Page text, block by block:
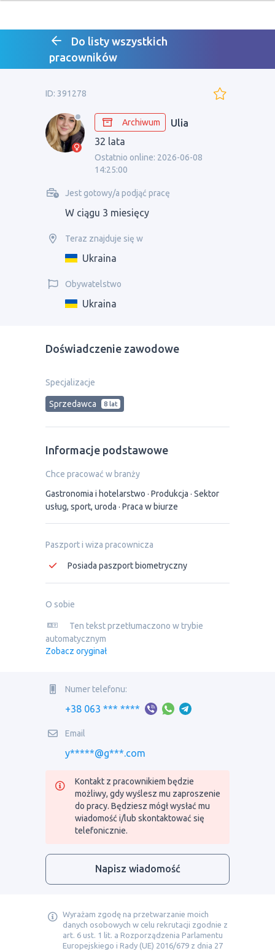
Do listy wszystkich
pracowników
ID: 391278
Archiwum
Ulia
32 lata
Ostatnio online: 2026-06-08
14:25:00
Jest gotowy/a podjąć pracę
W ciągu 3 miesięcy
Teraz znajduje się w
Ukraina
Obywatelstwo
Ukraina
Doświadczenie zawodowe
Specjalizacje
Sprzedawca 8 lat
Informacje podstawowe
Chce pracować w branży
Gastronomia i hotelarstwo
Produkcja
Sektor
usług, sport, uroda
Praca w biurze
Paszport i wiza pracownicza
Posiada paszport biometryczny
O sobie
Ten tekst przetłumaczono w trybie
automatycznym
Zobacz oryginał
Numer telefonu:
+38 063 *** ****
Email
y*****@g***.com
Kontakt z pracownikiem będzie
możliwy, gdy wyślesz mu zaproszenie
do pracy. Będziesz mógł wysłać mu
wiadomość i/lub skontaktować się
telefonicznie.
Napisz wiadomość
Wyrażam zgodę na przetwarzanie moich
danych osobowych w celu rekrutacji zgodnie z
art. 6 ust. 1 lit. a Rozporządzenia Parlamentu
Europejskiego i Rady (UE) 2016/679 z dnia 27